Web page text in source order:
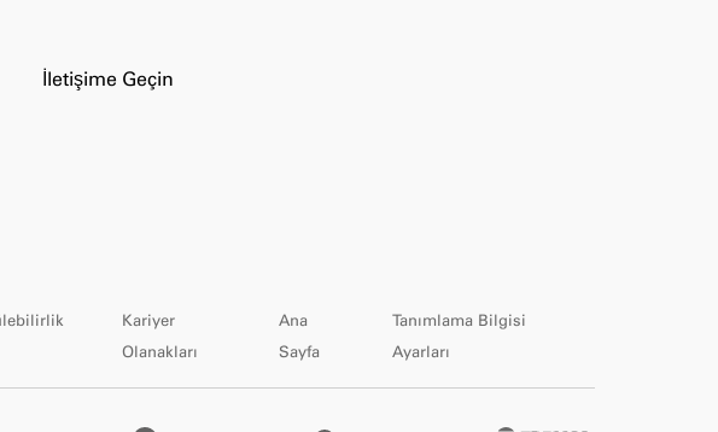
İletişime Geçin
Kariyer
Olanakları
Ana
Sayfa
Tanımlama Bilgisi
Ayarları